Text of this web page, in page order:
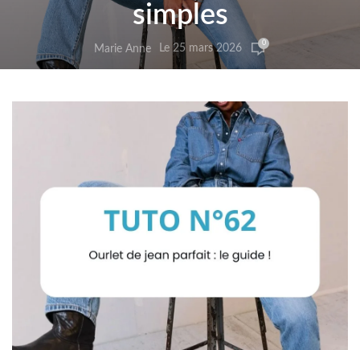
simples
Marie Anne Le 25 mars 2026 0